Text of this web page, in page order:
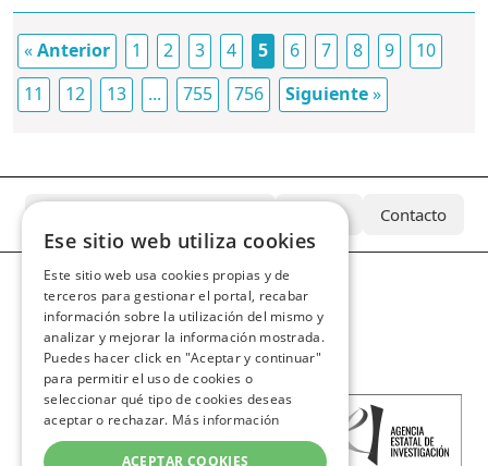
«Anterior 1 2 3 4 5 6 7 8 9
10
11
12 13 ... 755 756 Siguiente»
Equipo Contacto
Ese sitio web utiliza cookies
Este sitio web usa cookies propias y de
terceros para gestionar el portal, recabar
información sobre la utilización del mismo y
analizar y mejorar la información mostrada.
Puedes hacer click en "Aceptar y continuar"
para permitir el uso de cookies o
seleccionar qué tipo de cookies deseas
aceptar o rechazar. Más información
ACEPTAR COOKIES